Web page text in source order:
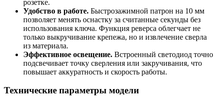
розетке.
Удобство в работе. Быстрозажимной патрон на 10 мм
позволяет менять оснастку за считанные секунды без
использования ключа. Функция реверса облегчает не
только выкручивание крепежа, но и извлечение сверла
из материала.
Эффективное освещение. Встроенный светодиод точно
подсвечивает точку сверления или закручивания, что
повышает аккуратность и скорость работы.
Технические параметры модели